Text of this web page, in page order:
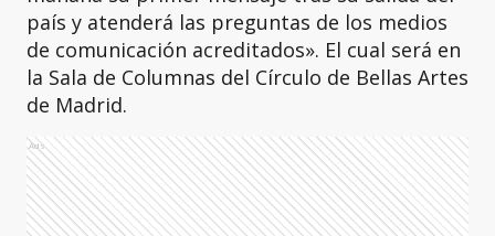
país y atenderá las preguntas de los medios
de comunicación acreditados». El cual será en
la Sala de Columnas del Círculo de Bellas Artes
de Madrid.
Ads